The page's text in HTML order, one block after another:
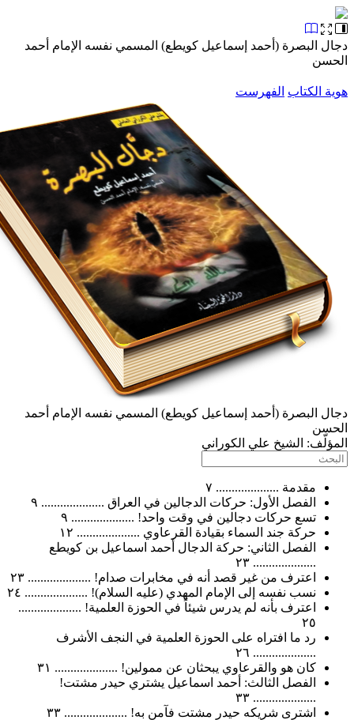
البصرة (أحمد إسماعيل كويطع) المسمي نفسه الإمام أحمد
الفهرست
البصرة (أحمد إسماعيل كويطع) المسمي نفسه الإمام أحمد
الشيخ علي الكوراني
مقدمة .................... ٧
الفصل الأول: حركات الدجالين في العراق .................... ٩
تسع حركات دجالين في وقت واحد! .................... ٩
حركة جند السماء بقيادة القرعاوي .................... ١٢
الفصل الثاني: حركة الدجال أحمد اسماعيل بن كويطع
.................... ٢٣
اعترف من غير قصد أنه في مخابرات صدام! .................... ٢٣
نسب نفسه إلى الإمام المهدي (عليه السلام)! .................... ٢٤
اعترف بأنه لم يدرس شيئاً في الحوزة العلمية! ....................
رد ما افتراه على الحوزة العلمية في النجف الأشرف
.................... ٢٦
كان هو والقرعاوي يبحثان عن ممولين! .................... ٣١
الفصل الثالث: أحمد اسماعيل يشتري حيدر مشتت!
.................... ٣٣
اشترى شريكه حيدر مشتت فآمن به! .................... ٣٣